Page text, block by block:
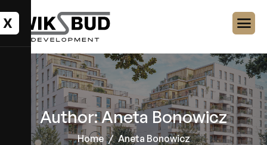
X
Author: Aneta Bonowicz
Home Aneta Bonowicz